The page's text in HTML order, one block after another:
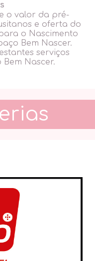
o valor da pré-
e oferta do
o Nascimento
Bem Nascer.
serviços
Bem Nascer.